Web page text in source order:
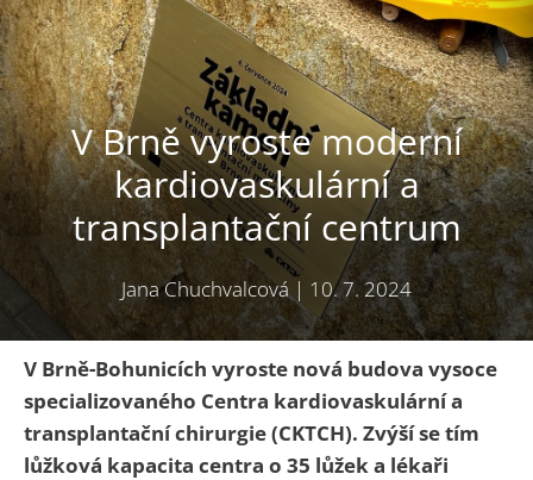
V Brně vyroste moderní
kardiovaskulární a
transplantační centrum
Jana Chuchvalcová| 10. 7. 2024
V Brně-Bohunicích vyroste nová budova vysoce
specializovaného Centra kardiovaskulární a
transplantační chirurgie (CKTCH). Zvýší se tím
lůžková kapacita centra o 35 lůžek a lékaři